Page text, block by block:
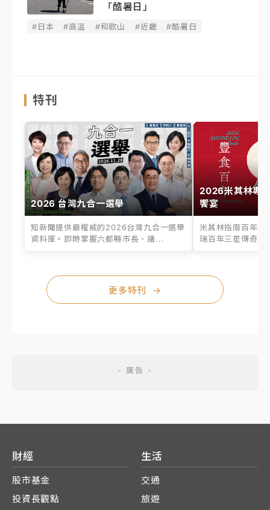
「酷暑日」
#日本 #高溫 #和歌山 #近畿 #酷暑日
特刊
2026 台灣九合一選舉
知新聞提供最權威的2026台灣九合一選舉
資料庫。即時掌握六都縣市長、議...
2026米其林專
饗宴
米其林指南百年之
瑞百年三星傳奇、
更多特刊 →
財經
股市基金
投資長觀點
生活
交通
旅遊